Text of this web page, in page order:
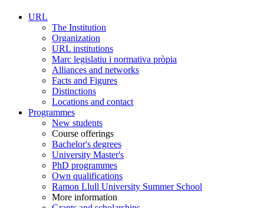
URL
The Institution
Organization
URL institutions
Marc legislatiu i normativa pròpia
Alliances and networks
Facts and Figures
Distinctions
Locations and contact
Programmes
New students
Course offerings
Bachelor's degrees
University Master's
PhD programmes
Own qualifications
Ramon Llull University Summer School
More information